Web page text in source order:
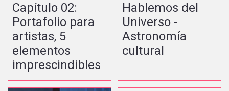
Capítulo 02:
Portafolio para
artistas, 5
elementos
imprescindibles
Hablemos del
Universo -
Astronomía
cultural